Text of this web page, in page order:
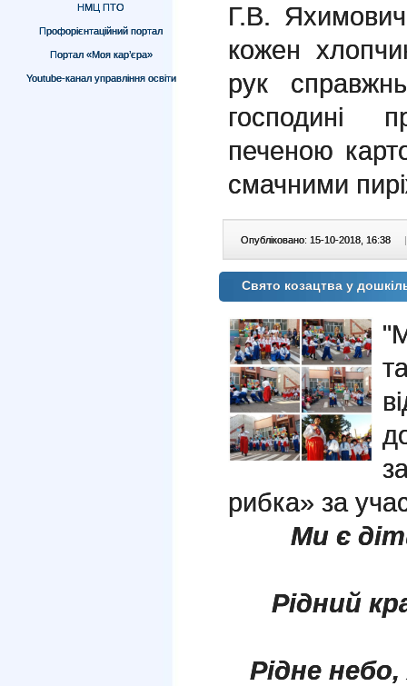
НМЦ ПТО
Профорієнтаційний портал
Портал «Моя кар’єра»
Youtube-канал управління освіти
Г.В.
кожен
рук
господині
печеною
смачними
Опубліковано: 15-10-2018, 16:38 |
Свято козацтва у
рибка» за
Ми є
Рідний
Рідне